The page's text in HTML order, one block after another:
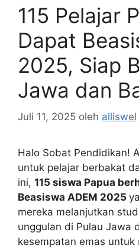
115 Pelajar
Dapat
2025, Siap
Jawa dan
Juli 11, 2025 oleh alliswel
Halo Sobat Pendidikan!
untuk pelajar berbakat
ini, 115 siswa Papua
Beasiswa ADEM 2025
mereka melanjutkan
unggulan di Pulau Jawa
kesempatan emas untuk